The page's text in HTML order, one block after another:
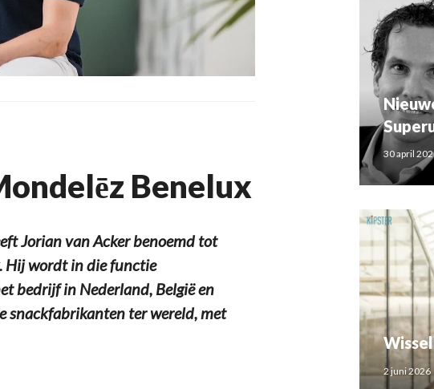
Benelux
Jorian van Acker benoemd tot
Hij wordt in die functie
bedrijf in Nederland, België en
snackfabrikanten ter wereld, met
30 april
2 juni 2026